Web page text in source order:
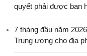
quyết phải được ban
7 tháng đầu năm
Trung ương cho địa